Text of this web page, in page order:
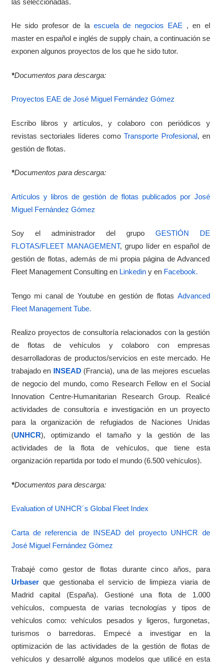
He sido profesor de la escuela de negocios EAE , en el
master en español e inglés de supply chain, a continuación se
exponen algunos proyectos de los que he sido tutor.
*Documentos para descarga:
Proyectos EAE de José Miguel Fernández Gómez
Escribo libros y artículos, y colaboro con periódicos y
revistas sectoriales líderes como Transporte Profesional, en
gestión de flotas.
*Documentos para descarga:
Artículos y libros de gestión de flotas publicados por José
Miguel Fernández Gómez
Soy el administrador del grupo GESTIÓN DE
FLOTAS/FLEET MANAGEMENT, grupo líder en español de
gestión de flotas, además de mi propia página de Advanced
Fleet Management Consulting en Linkediny en Facebook.
Tengo mi canal de Youtube en gestión de flotas Advanced
Fleet Management Tube.
Realizo proyectos de consultoría relacionados con la gestión
de flotas de vehículos y colaboro con empresas
desarrolladoras de productos/servicios en este mercado. He
trabajado en INSEAD(Francia), una de las mejores escuelas
de negocio del mundo, como Research Fellow en el Social
Innovation Centre-Humanitarian Research Group. Realicé
actividades de consultoría e investigación en un proyecto
para la organización de refugiados de Naciones Unidas
(UNHCR), optimizando el tamaño y la gestión de las
actividades de la flota de vehículos, que tiene esta
organización repartida por todo el mundo (6.500 vehículos).
*Documentos para descarga:
Evaluation of UNHCR´s Global Fleet Index
Carta de referencia de INSEAD del proyecto UNHCR de
José Miguel Fernández Gómez
Trabajé como gestor de flotas durante cinco años, para
Urbaserque gestionaba el servicio de limpieza viaria de
Madrid capital (España). Gestioné una flota de 1.000
vehículos, compuesta de varias tecnologías y tipos de
vehículos como: vehículos pesados y ligeros, furgonetas,
turismos o barredoras. Empecé a investigar en la
optimización de las actividades de la gestión de flotas de
vehículos y desarrollé algunos modelos que utilicé en esta